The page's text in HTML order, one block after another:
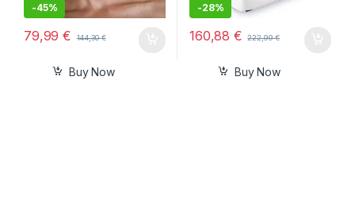
-45%
79,99€ 144,30€
Buy Now
-28%
160,88€ 222,99€
Buy Now